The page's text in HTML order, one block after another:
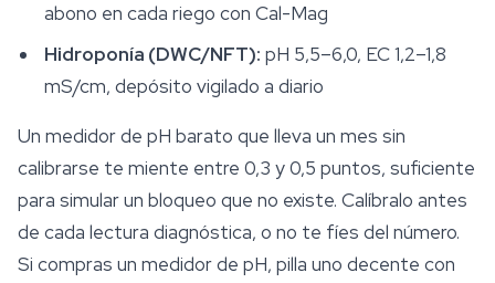
abono en cada riego con Cal-Mag
Hidroponía (DWC/NFT): pH 5,5–6,0, EC 1,2–1,8
mS/cm, depósito vigilado a diario
Un medidor de pH barato que lleva un mes sin
calibrarse te miente entre 0,3 y 0,5 puntos, suficiente
para simular un bloqueo que no existe. Calíbralo antes
de cada lectura diagnóstica, o no te fíes del número.
Si compras un medidor de pH, pilla uno decente con